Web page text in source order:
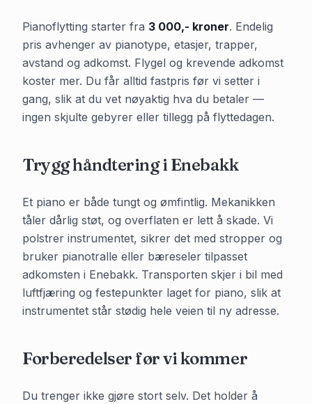
Pianoflytting starter fra 3 000,- kroner. Endelig
pris avhenger av pianotype, etasjer, trapper,
avstand og adkomst. Flygel og krevende adkomst
koster mer. Du får alltid fastpris før vi setter i
gang, slik at du vet nøyaktig hva du betaler —
ingen skjulte gebyrer eller tillegg på flyttedagen.
Trygg håndtering iEnebakk
Et piano er både tungt og ømfintlig. Mekanikken
tåler dårlig støt, og overflaten er lett å skade. Vi
polstrer instrumentet, sikrer det med stropper og
bruker pianotralle eller bæreseler tilpasset
adkomsten i Enebakk. Transporten skjer i bil med
luftfjæring og festepunkter laget for piano, slik at
instrumentet står stødig hele veien til ny adresse.
Forberedelser før vi kommer
Du trenger ikke gjøre stort selv. Det holder å